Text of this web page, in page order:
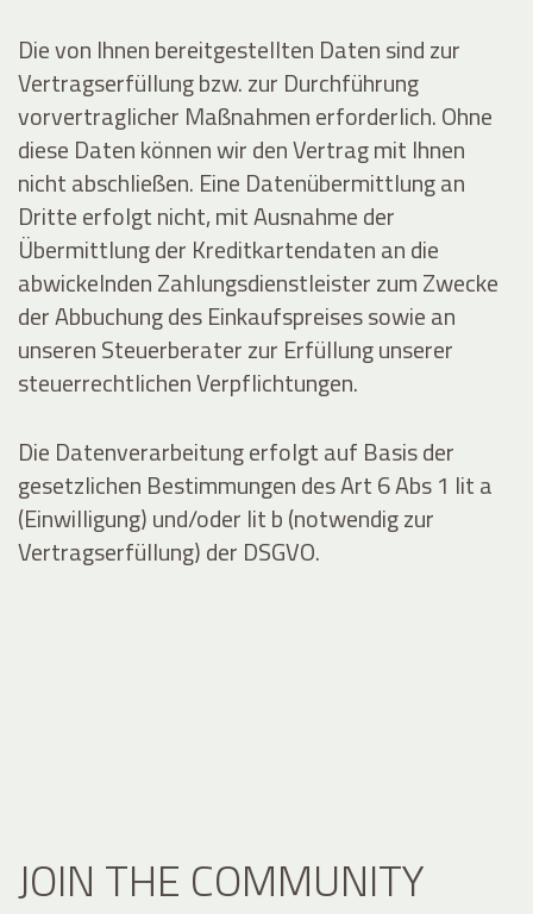
Die von Ihnen bereitgestellten Daten sind zur
Vertragserfüllung bzw. zur Durchführung
vorvertraglicher Maßnahmen erforderlich. Ohne
diese Daten können wir den Vertrag mit Ihnen
nicht abschließen. Eine Datenübermittlung an
Dritte erfolgt nicht, mit Ausnahme der
Übermittlung der Kreditkartendaten an die
abwickelnden Zahlungsdienstleister zum Zwecke
der Abbuchung des Einkaufspreises sowie an
unseren Steuerberater zur Erfüllung unserer
steuerrechtlichen Verpflichtungen.
Die Datenverarbeitung erfolgt auf Basis der
gesetzlichen Bestimmungen des Art 6 Abs 1 lit a
(Einwilligung) und/oder lit b (notwendig zur
Vertragserfüllung) der DSGVO.
JOIN THE COMMUNITY